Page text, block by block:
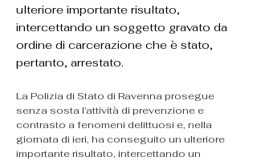
ulteriore importante risultato,
intercettando un soggetto gravato da
ordine di carcerazione che è stato,
pertanto, arrestato.
La Polizia di Stato di Ravenna prosegue
senza sosta l’attività di prevenzione e
contrasto a fenomeni delittuosi e, nella
giornata di ieri, ha conseguito un ulteriore
importante risultato, intercettando un